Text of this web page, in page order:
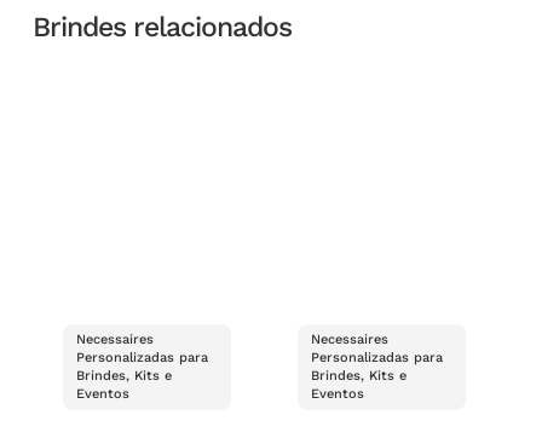
Brindes relacionados
Necessaires
Personalizadas para
Brindes, Kits e
Eventos
Necessaires
Personalizadas para
Brindes, Kits e
Eventos